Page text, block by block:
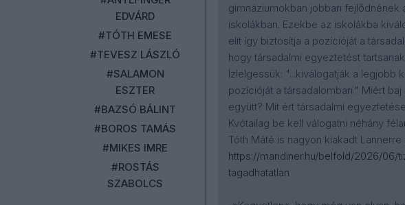
gimnáziumokban jobban fejlődnének
iskolákban. Ezekbe az iskolákba
elit így biztosítja a pozícióját a
hogy társadalmi egyeztetést
Ízlelgessük: "...kiválogatják a legjobb
pozícióját a társadalomban." Miért
együtt? Mit ért társadalmi
Kvótailag be kell válogatni néhány
Tóth Máté is nagyon kiakadt Lannerre
https://mandiner.hu/belfold/2026/
tagadhatatlan
EDVÁRD
#TÓTH EMESE
#TEVESZ LÁSZLÓ
#SALAMON
ESZTER
#BAZSÓ BÁLINT
#BOROS TAMÁS
#MIKES IMRE
#ROSTÁS
SZABOLCS